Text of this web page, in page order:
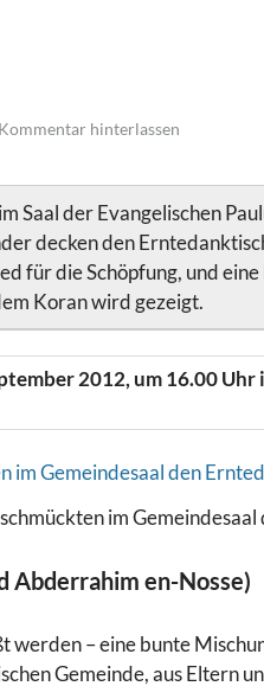
Kommentar hinterlassen
Saal der Evangelischen
decken den
für die Schöpfung, und
Koran wird gezeigt.
2012, um 16.00 Uhr
im
Abderrahim en-Nosse)
werden – eine bunte
Gemeinde, aus Eltern